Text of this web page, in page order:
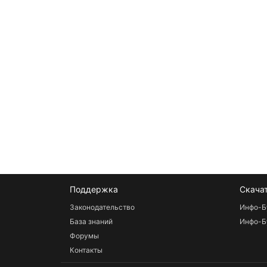
Поддержка
Законодательство
База знаний
Форумы
Контакты
Инфо-
Инфо-